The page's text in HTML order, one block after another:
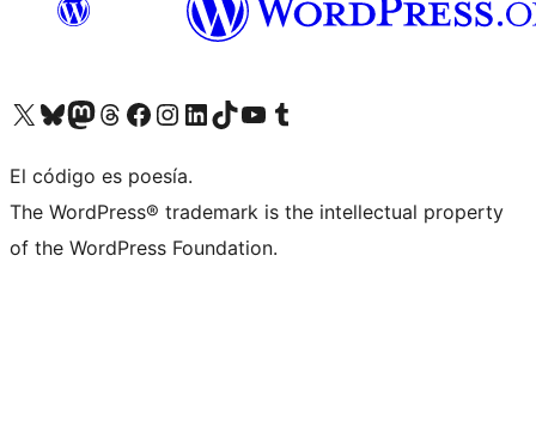
Visit our X (formerly Twitter) account
Visit our Bluesky account
Visit our Mastodon account
Visit our Threads account
Visita nuestra página de Facebook
Visita nuestra cuenta de Instagram
Visita nuestra cuenta de LinkedIn
Visit our TikTok account
Visita nuestro canal de YouTube
Visit our Tumblr account
El código es poesía.
The WordPress® trademark is the intellectual property
of the WordPress Foundation.